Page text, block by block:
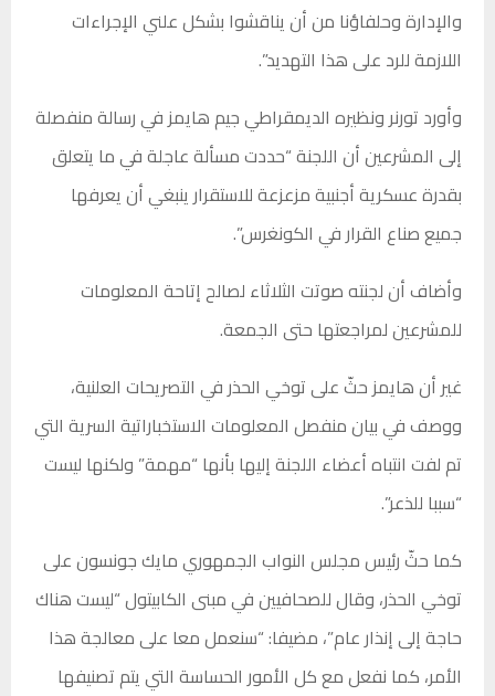
والإدارة وحلفاؤنا من أن يناقشوا بشكل علني الإجراءات
اللازمة للرد على هذا التهديد”.
وأورد تورنر ونظيره الديمقراطي جيم هايمز في رسالة منفصلة
إلى المشرعين أن اللجنة “حددت مسألة عاجلة في ما يتعلق
بقدرة عسكرية أجنبية مزعزعة للاستقرار ينبغي أن يعرفها
جميع صناع القرار في الكونغرس”.
وأضاف أن لجنته صوتت الثلاثاء لصالح إتاحة المعلومات
للمشرعين لمراجعتها حتى الجمعة.
غير أن هايمز حثّ على توخي الحذر في التصريحات العلنية،
ووصف في بيان منفصل المعلومات الاستخباراتية السرية التي
تم لفت انتباه أعضاء اللجنة إليها بأنها “مهمة” ولكنها ليست
“سببا للذعر”.
كما حثّ رئيس مجلس النواب الجمهوري مايك جونسون على
توخي الحذر، وقال للصحافيين في مبنى الكابيتول “ليست هناك
حاجة إلى إنذار عام”، مضيفا: “سنعمل معا على معالجة هذا
الأمر، كما نفعل مع كل الأمور الحساسة التي يتم تصنيفها